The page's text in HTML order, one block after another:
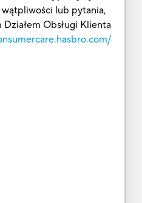
lub pytania,
Obsługi Klienta